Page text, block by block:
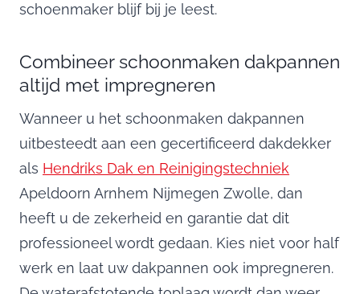
schoenmaker blijf bij je leest.
Combineer schoonmaken dakpannen
altijd met impregneren
Wanneer u het schoonmaken dakpannen
uitbesteedt aan een gecertificeerd dakdekker
als Hendriks Dak en Reinigingstechniek
Apeldoorn Arnhem Nijmegen Zwolle, dan
heeft u de zekerheid en garantie dat dit
professioneel wordt gedaan. Kies niet voor half
werk en laat uw dakpannen ook impregneren.